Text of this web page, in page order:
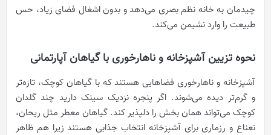
چیدمان به خانه نظم بصری می‌دهد و بدون اشغال فضای زیاد، حس
طبیعت را وارد نشیمن می‌کند.
نحوه تزیین آشپزخانه و ناهارخوری با گیاهان آپارتمانی
آشپزخانه و ناهارخوری فضاهایی هستند که با گیاهان کوچک، تازه‌تر
و گرم‌تر دیده می‌شوند. اگر پنجره نزدیک سینک دارید چند گلدان
کوچک می‌تواند همان بخش را دلپذیر کند. گیاهان معطر مثل ریحان،
نعناع و رزماری برای آشپزخانه انتخاب جذابی هستند زیرا هم ظاهر